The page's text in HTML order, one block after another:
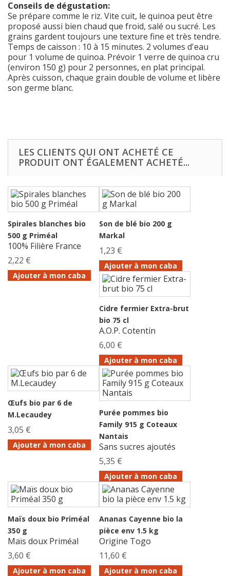
Conseils de dégustation:
Se prépare comme le riz. Vite cuit, le quinoa peut être
proposé aussi bien chaud que froid, salé ou sucré. Les
grains gardent toujours une texture fine et très tendre.
Temps de caisson : 10 à 15 minutes. 2 volumes d'eau
pour 1 volume de quinoa. Prévoir 1 verre de quinoa cru
(environ 150 g) pour 2 personnes, en plat principal.
Après cuisson, chaque grain double de volume et libère
son germe blanc.
LES CLIENTS QUI ONT ACHETÉ CE
PRODUIT ONT ÉGALEMENT ACHETÉ...
Spirales blanches bio
500 g Priméal
100% Filière France
2,22 €
Ajouter à mon caba
Son de blé bio 200 g
Markal
1,23 €
Ajouter à mon caba
Cidre fermier Extra-brut
bio 75 cl
A.O.P. Cotentin
6,00 €
Ajouter à mon caba
Œufs bio par 6 de
M.Lecaudey
3,05 €
Ajouter à mon caba
Purée pommes bio
Family 915 g Coteaux
Nantais
Sans sucres ajoutés
5,35 €
Ajouter à mon caba
Maïs doux bio Priméal
350 g
Maïs doux Priméal
3,60 €
Ajouter à mon caba
Ananas Cayenne bio la
pièce env 1.5 kg
Origine Togo
11,60 €
Ajouter à mon caba